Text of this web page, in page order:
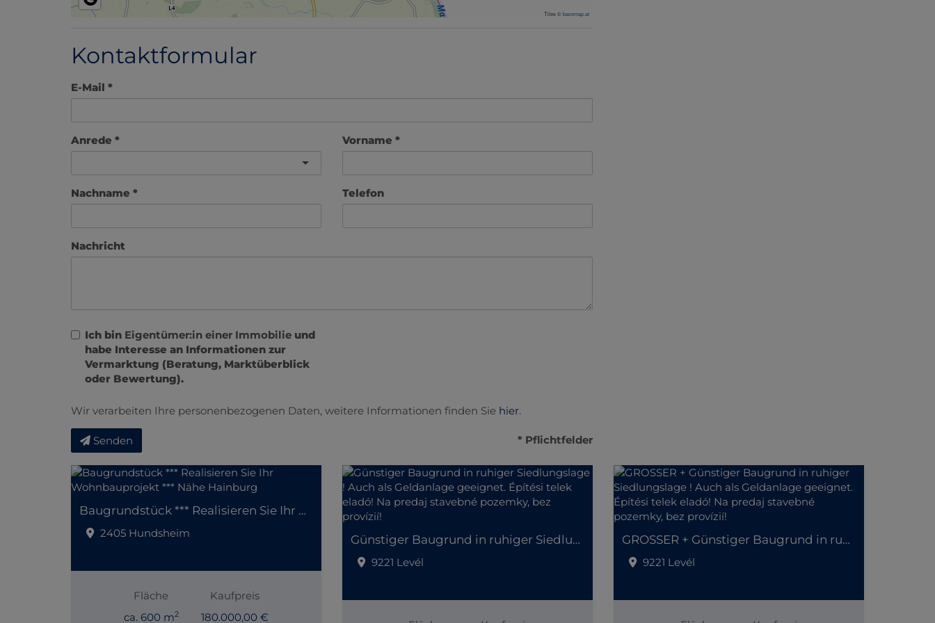
Tiles ©basemap.at
Kontaktformular
E-Mail
Anrede Vorname
Nachname Telefon
Nachricht
Ich bin Eigentümer:in einer Immobilie und
habe Interesse an Informationen zur
Vermarktung (Beratung, Marktüberblick
oder Bewertung).
Wir verarbeiten Ihre personenbezogenen Daten, weitere Informationen finden Sie hier.
Senden * Pflichtfelder
Baugrundstück *** Realisieren Sie Ihr Wohnbauprojekt *** Nähe Hainburg
2405 Hundsheim
Fläche
ca. 600 m2
Kaufpreis
180.000,00 €
Günstiger Baugrund in ruhiger Siedlungslage ! Auch als Geldanlage geeignet. Építési telek eladó! Na predaj stavebné pozemky, bez provízií!
9221 Levél
GROSSER + Günstiger Baugrund in ruhiger Siedlungslage ! Auch als Geldanlage geeignet. Építési telek eladó! Na predaj stavebné pozemky, bez provízií!
9221 Levél